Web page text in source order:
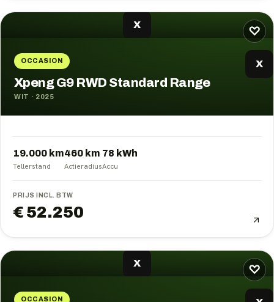
♡
X
OCCASION X
Xpeng G9 RWD Standard Range
WIT · 2025
19.000 km
Tellerstand
460 km
Actieradius
78 kWh
Accu
PRIJS INCL. BTW
€ 52.250
♡
X
OCCASION